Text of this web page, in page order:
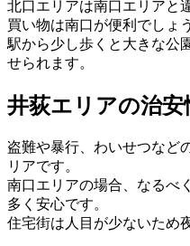
北口エリアは南口エリアと
買い物は南口が便利でしょう
駅から少し歩くと大きな公
せられます。
井荻エリアの治安
盗難や暴行、わいせつなど
リアです。
南口エリアの場合、なるべ
多く安心です。
住宅街は人目が少ないため